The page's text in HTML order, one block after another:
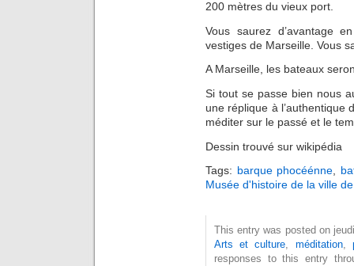
200 mètres du vieux port.
Vous saurez d’avantage
vestiges de Marseille. Vous
A Marseille, les bateaux
Si tout se passe bien nous
une réplique à l’authentique
méditer sur le passé et le
Dessin trouvé sur wikipédia
Tags: barque phocéénne
Musée d'histoire de la ville
This entry was posted on
Arts et culture, méditation,
responses to this entry